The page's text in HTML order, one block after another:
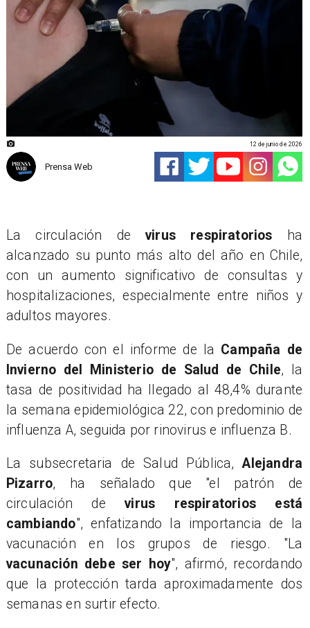
Prensa Web
12 de junio de 2026
La circulación devirus respiratorios ha
alcanzado su punto más alto del año en Chile,
con un aumento significativo de consultas y
hospitalizaciones, especialmente entre niños y
adultos mayores.
De acuerdo con el informe de la Campaña de
Invierno del Ministerio de Salud de Chile, la
tasa de positividad ha llegado al 48,4% durante
la semana epidemiológica 22, con predominio de
influenza A, seguida por rinovirus e influenza B.
La subsecretaria de Salud Pública,Alejandra
Pizarro, ha señalado que "el patrón de
circulación devirus respiratorios está
cambiando", enfatizando la importancia de la
vacunación en los grupos de riesgo. "La
vacunación debe ser hoy", afirmó, recordando
que la protección tarda aproximadamente dos
semanas en surtir efecto.